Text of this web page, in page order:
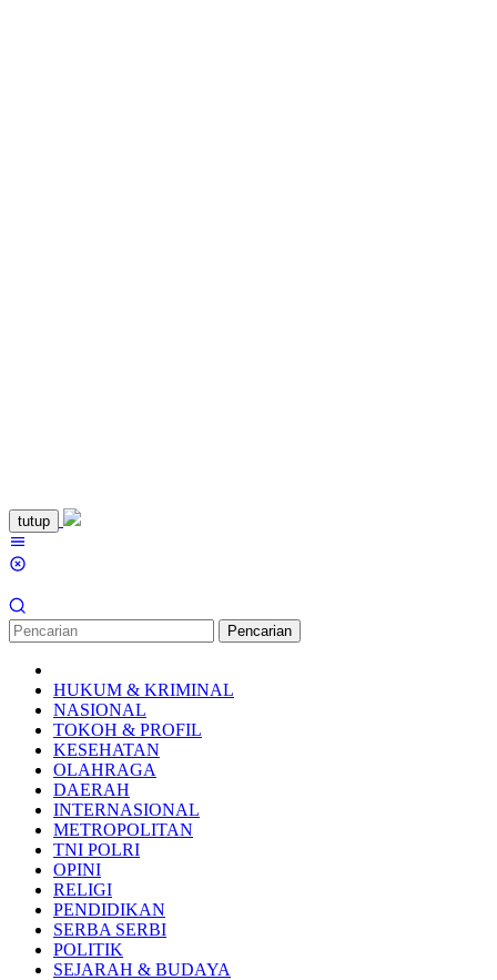
Loncat
ke
konten
tutup
Pencarian
HUKUM & KRIMINAL
NASIONAL
TOKOH & PROFIL
KESEHATAN
OLAHRAGA
DAERAH
INTERNASIONAL
METROPOLITAN
TNI POLRI
OPINI
RELIGI
PENDIDIKAN
SERBA SERBI
POLITIK
SEJARAH & BUDAYA